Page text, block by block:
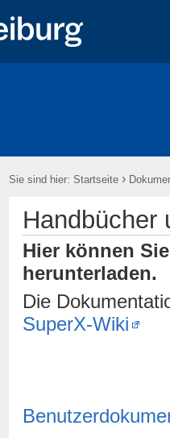
Sie sind hier: Startseite ›
Handbücher
Hier können
herunterladen.
Die
SuperX-Wiki